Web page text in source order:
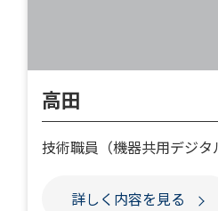
高田
技術職員（機器共用デジタ
詳しく内容を見る